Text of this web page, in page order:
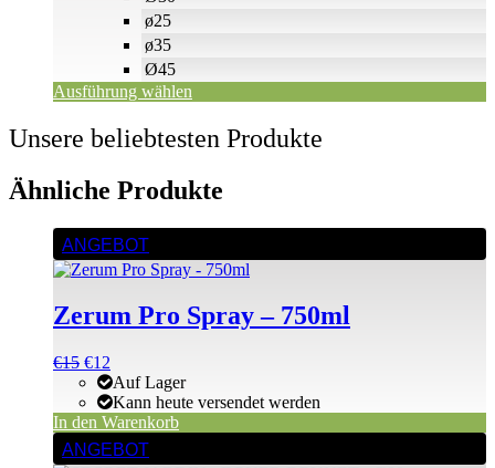
ø25
ø35
Ø45
Ausführung wählen
Unsere beliebtesten Produkte
Ähnliche Produkte
ANGEBOT
Zerum Pro Spray – 750ml
Ursprünglicher
Preis
war:
€15
€15Aktueller
Preis
ist:
€15.
€12
Auf Lager
Kann heute versendet werden
In den Warenkorb
ANGEBOT